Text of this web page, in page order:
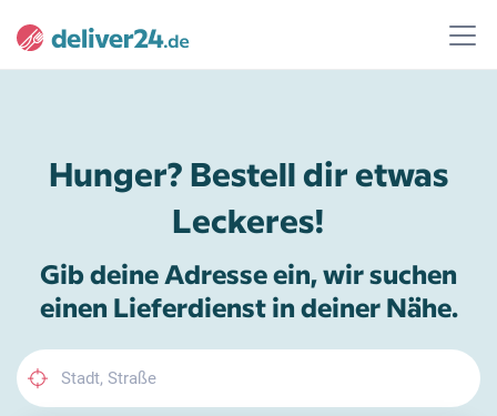
Hunger? Bestell dir etwas
Leckeres!
Gib deine Adresse ein, wir suchen
einen Lieferdienst in deiner Nähe.